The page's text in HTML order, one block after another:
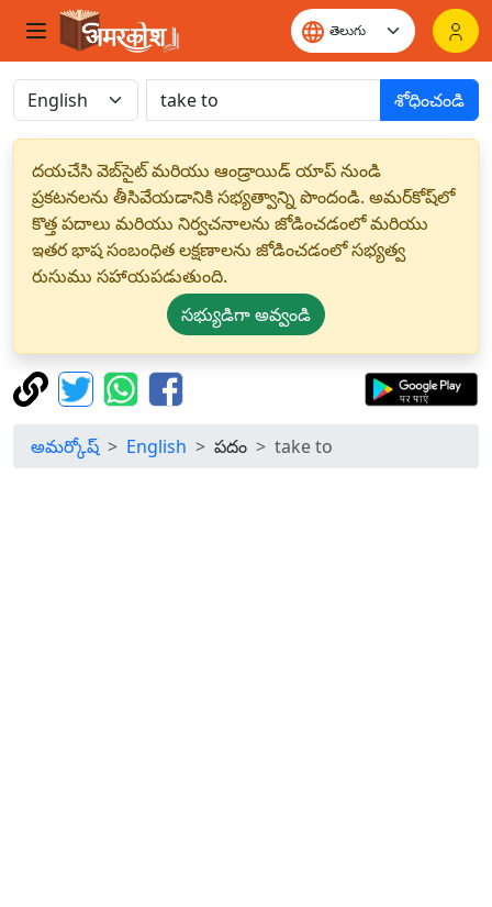
శోధించండి
దయచేసి వెబ్‌సైట్ మరియు ఆండ్రాయిడ్ యాప్ నుండి
ప్రకటనలను తీసివేయడానికి సభ్యత్వాన్ని పొందండి. అమర్‌కోష్‌లో
కొత్త పదాలు మరియు నిర్వచనాలను జోడించడంలో మరియు
ఇతర భాష సంబంధిత లక్షణాలను జోడించడంలో సభ్యత్వ
రుసుము సహాయపడుతుంది.
సభ్యుడిగా అవ్వండి
అమర్కోష్ English పదం take to